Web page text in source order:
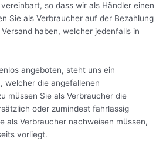
so dass wir als Händler einen
Sie als Verbraucher auf der Bezahlung
haben, welcher jedenfalls in
angeboten, steht uns ein
welcher die angefallenen
müssen Sie als Verbraucher die
oder zumindest fahrlässig
als Verbraucher nachweisen müssen,
vorliegt.